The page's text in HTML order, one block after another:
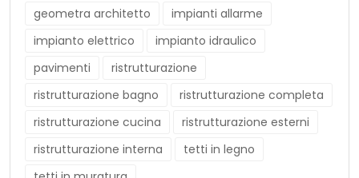
geometra architetto
impianti allarme
impianto elettrico
impianto idraulico
pavimenti
ristrutturazione
ristrutturazione bagno
ristrutturazione completa
ristrutturazione cucina
ristrutturazione esterni
ristrutturazione interna
tetti in legno